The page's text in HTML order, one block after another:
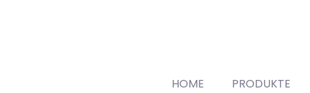
HOME PRODUKTE